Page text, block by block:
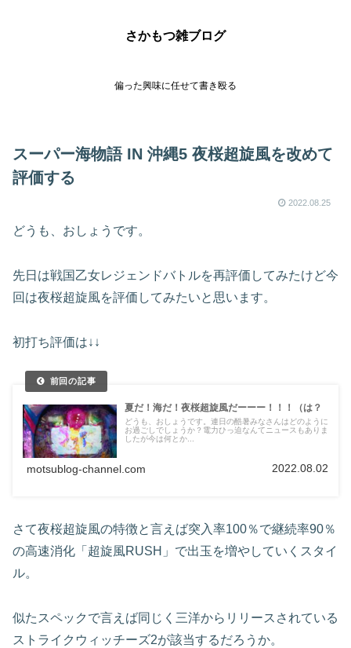
さかもつ雑ブログ
偏った興味に任せて書き殴る
スーパー海物語 IN 沖縄5 夜桜超旋風を改めて
評価する
2022.08.25
どうも、おしょうです。
先日は戦国乙女レジェンドバトルを再評価してみたけど今
回は夜桜超旋風を評価してみたいと思います。
初打ち評価は↓↓
夏だ！海だ！夜桜超旋風だーーー！！！（は？
どうも、おしょうです。連日の酷暑みなさんはどのように
お過ごしでしょうか？電力ひっ迫なんてニュースもありま
したが今は何とか...
motsublog-channel.com 2022.08.02
さて夜桜超旋風の特徴と言えば突入率100％で継続率90％
の高速消化「超旋風RUSH」で出玉を増やしていくスタイ
ル。
似たスペックで言えば同じく三洋からリリースされている
ストライクウィッチーズ2が該当するだろうか。